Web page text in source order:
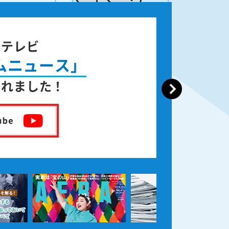
出版
た後の遺品整理
ました！